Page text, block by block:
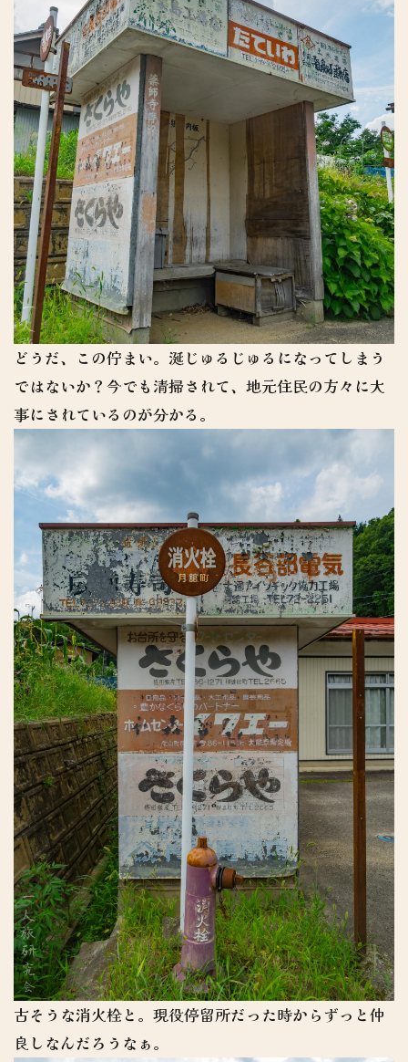
どうだ、この佇まい。涎じゅるじゅるになってしまう
ではないか？今でも清掃されて、地元住民の方々に大
事にされているのが分かる。
古そうな消火栓と。現役停留所だった時からずっと仲
良しなんだろうなぁ。